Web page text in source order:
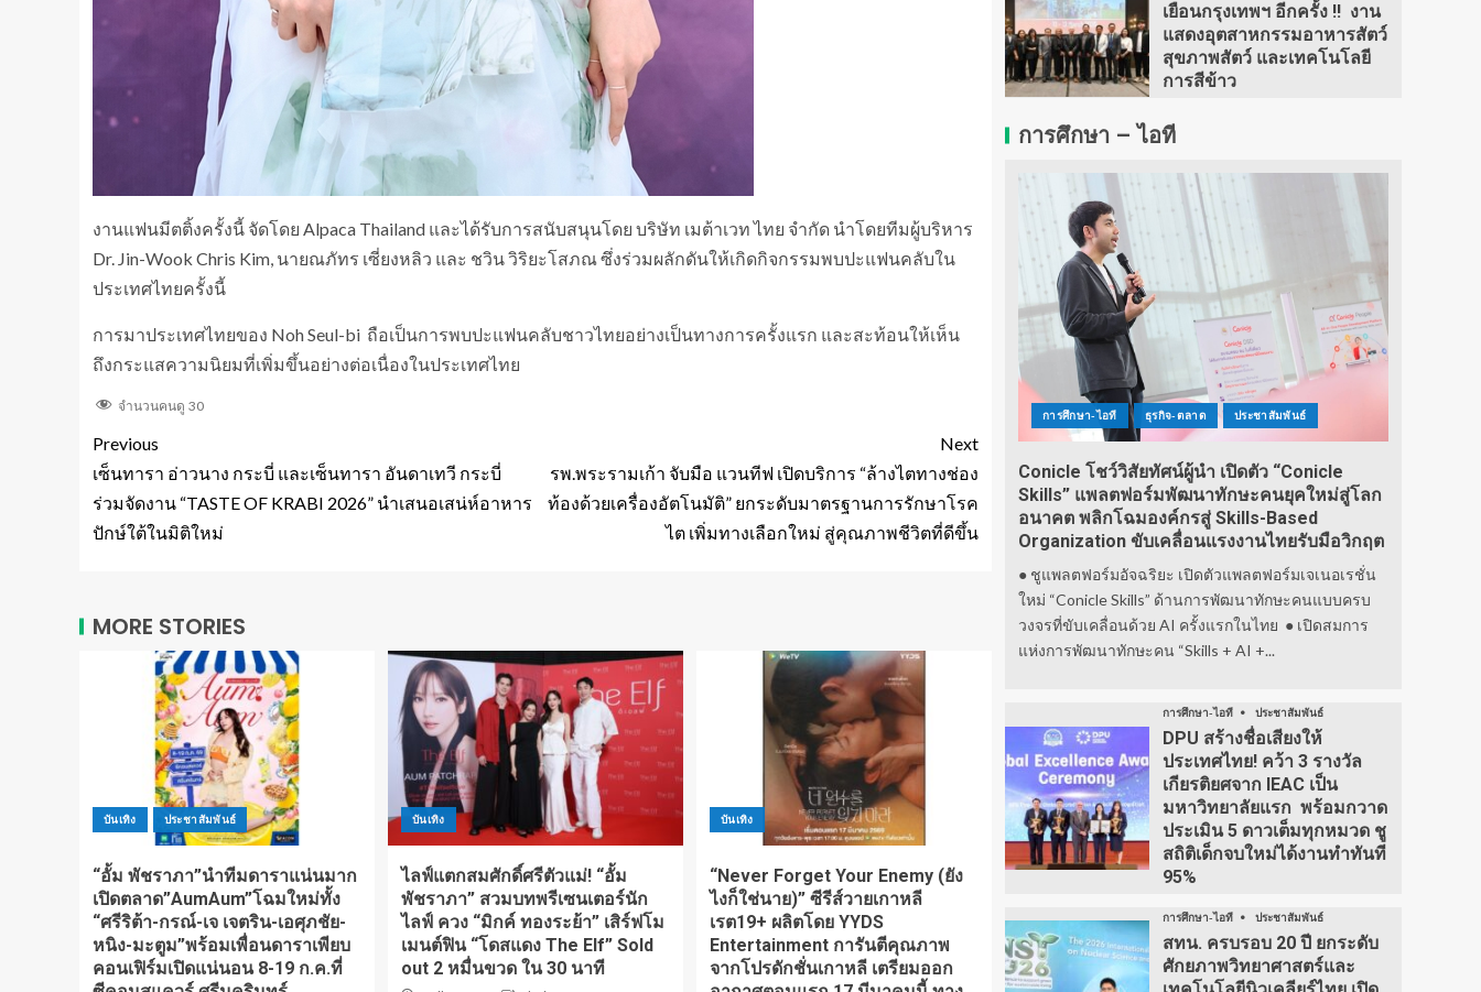
งานแฟนมีตติ้งครั้งนี้ จัดโดย Alpaca Thailand และได้รับการสนับสนุนโดย บริษัท เมต้าเวท ไทย จำกัด นำโดยทีมผู้บริหาร
Dr. Jin-Wook Chris Kim, นายณภัทร เซี่ยงหลิว และ ชวิน วิริยะโสภณ ซึ่งร่วมผลักดันให้เกิดกิจกรรมพบปะแฟนคลับใน
ประเทศไทยครั้งนี้
การมาประเทศไทยของ Noh Seul-bi ถือเป็นการพบปะแฟนคลับชาวไทยอย่างเป็นทางการครั้งแรก และสะท้อนให้เห็น
ถึงกระแสความนิยมที่เพิ่มขึ้นอย่างต่อเนื่องในประเทศไทย
จำนวนคนดู 30
Previous
เซ็นทารา อ่าวนาง กระบี่ และเซ็นทารา อันดาเทวี กระบี่
ร่วมจัดงาน “TASTE OF KRABI 2026” นำเสนอเสน่ห์อาหาร
ปักษ์ใต้ในมิติใหม่
Next
รพ.พระรามเก้า จับมือ แวนทีฟ เปิดบริการ “ล้างไตทางช่อง
ท้องด้วยเครื่องอัตโนมัติ” ยกระดับมาตรฐานการรักษาโรค
ไต เพิ่มทางเลือกใหม่ สู่คุณภาพชีวิตที่ดีขึ้น
MORE STORIES
บันเทิง ประชาสัมพันธ์
“อั้ม พัชราภา”นำทีมดาราแน่นมาก
เปิดตลาด”AumAum”โฉมใหม่ทั้ง
“ศรีริต้า-กรณ์-เจ เจตริน-เอศุภชัย-
หนิง-มะตูม”พร้อมเพื่อนดาราเพียบ
คอนเฟิร์มเปิดแน่นอน 8-19 ก.ค.ที่
บันเทิง
ไลฟ์แตกสมศักดิ์ศรีตัวแม่! “อั้ม
พัชราภา” สวมบทพรีเซนเตอร์นัก
ไลฟ์ ควง “มิกค์ ทองระย้า” เสิร์ฟโม
เมนต์ฟิน “โดสแดง The Elf” Sold
out 2 หมื่นขวด ใน 30 นาที
บันเทิง
“Never Forget Your Enemy (ยัง
ไงก็ใช่นาย)” ซีรีส์วายเกาหลี
เรต19+ ผลิตโดย YYDS
Entertainment การันตีคุณภาพ
จากโปรดักชั่นเกาหลี เตรียมออก
เยือนกรุงเทพฯ อีกครั้ง !! งาน
แสดงอุตสาหกรรมอาหารสัตว์
สุขภาพสัตว์ และเทคโนโลยี
การสีข้าว
การศึกษา – ไอที
การศึกษา-ไอที ธุรกิจ-ตลาด ประชาสัมพันธ์
Conicle โชว์วิสัยทัศน์ผู้นำ เปิดตัว “Conicle
Skills” แพลตฟอร์มพัฒนาทักษะคนยุคใหม่สู่โลก
อนาคต พลิกโฉมองค์กรสู่ Skills-Based
Organization ขับเคลื่อนแรงงานไทยรับมือวิกฤต
● ชูแพลตฟอร์มอัจฉริยะ เปิดตัวแพลตฟอร์มเจเนอเรชั่น
ใหม่ “Conicle Skills” ด้านการพัฒนาทักษะคนแบบครบ
วงจรที่ขับเคลื่อนด้วย AI ครั้งแรกในไทย ● เปิดสมการ
แห่งการพัฒนาทักษะคน “Skills + AI +...
การศึกษา-ไอที ประชาสัมพันธ์
DPU สร้างชื่อเสียงให้
ประเทศไทย! คว้า 3 รางวัล
เกียรติยศจาก IEAC เป็น
มหาวิทยาลัยแรก พร้อมกวาด
ประเมิน 5 ดาวเต็มทุกหมวด ชู
สถิติเด็กจบใหม่ได้งานทำทันที
95%
การศึกษา-ไอที ประชาสัมพันธ์
สทน. ครบรอบ 20 ปี ยกระดับ
ศักยภาพวิทยาศาสตร์และ